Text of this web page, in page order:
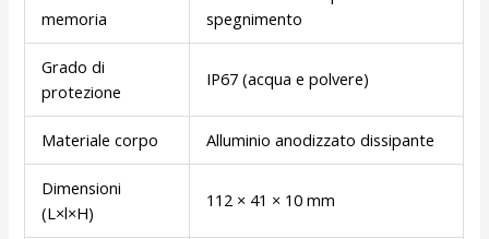
memoria
spegnimento
Grado di
protezione
IP67 (acqua e polvere)
Materiale corpo Alluminio anodizzato dissipante
Dimensioni
(L×l×H)
112 × 41 × 10 mm